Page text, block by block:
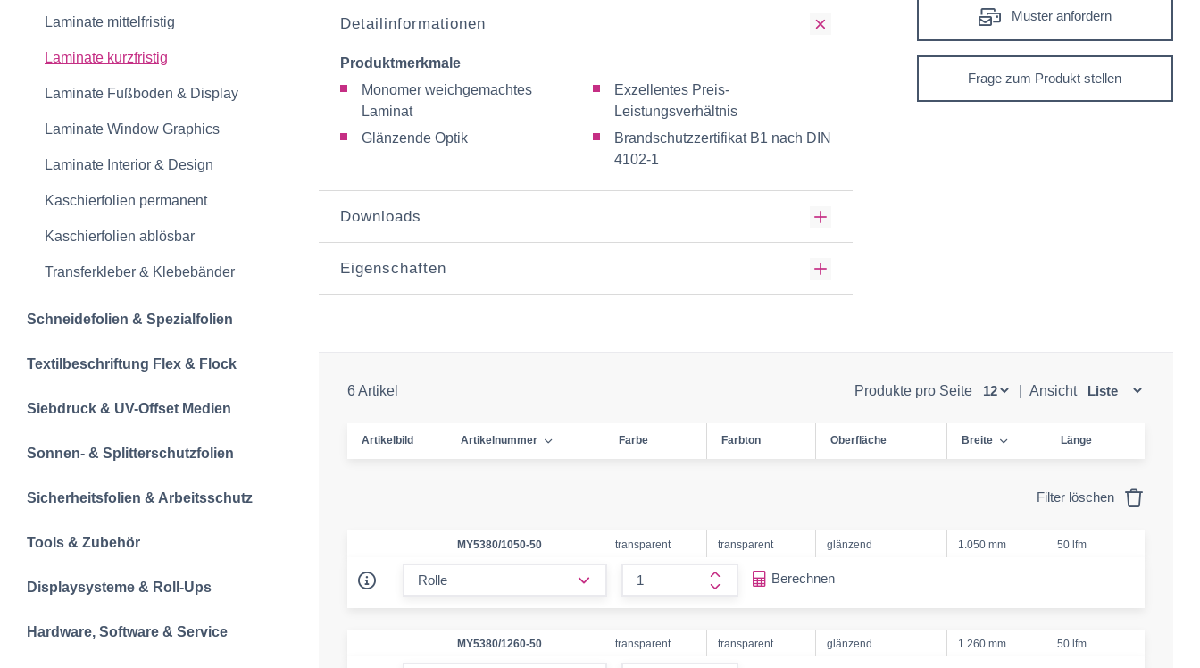
Laminate mittelfristig
Laminate kurzfristig
Laminate Fußboden & Display
Laminate Window Graphics
Laminate Interior & Design
Kaschierfolien permanent
Kaschierfolien ablösbar
Transferkleber & Klebebänder
Schneidefolien &‍ Spezialfolien
Textilbeschriftun‍g‍ Flex & Flock
Siebdruck & UV-Offset Medien
Sonnen- & Splitterschutzfolien
Sicherheitsfolien & Arbeitsschutz
Tools & Zubehör
Displaysysteme & Roll-Ups
Hardware, Software & Service
Detailinformationen
Produktmerkmale
Monomer weichgemachtes
Laminat
Glänzende Optik
Exzellentes Preis-
Leistungsverhältnis
Brandschutzzertifikat B1 nach DIN
4102-1
Downloads
Eigenschaften
Muster anfordern
Frage zum Produkt stellen
6 Artikel Produkte pro Seite Ansicht
Artikelbild Artikelnummer Farbe Farbton Oberfläche Breite Länge
Filter löschen
MY5380/1050-50 transparent transparent glänzend 1.050 mm 50 lfm
form.increase-amount
Berechnen
MY5380/1260-50 transparent transparent glänzend 1.260 mm 50 lfm